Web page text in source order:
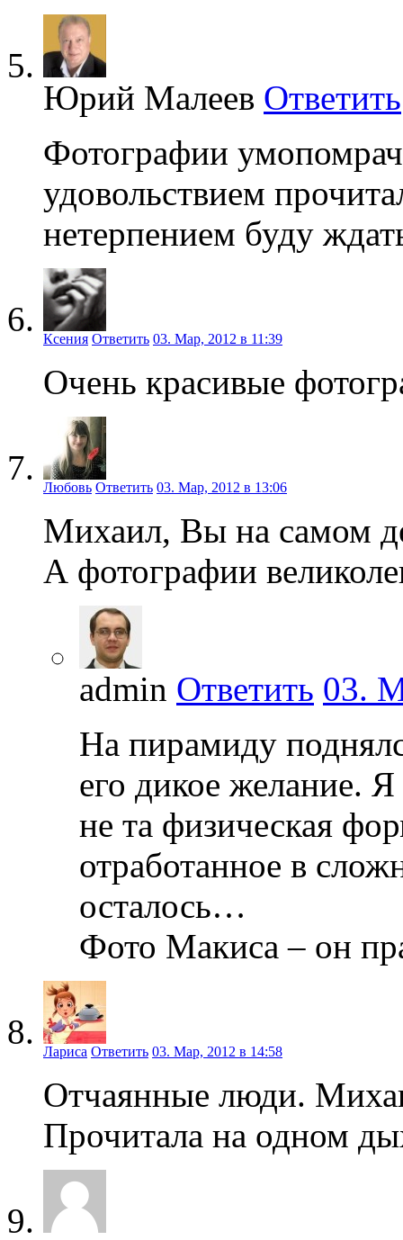
Юрий Малеев Ответить
Фотографии
удовольствием
нетерпением буду
Ксения Ответить 03. Мар, 2012 в 11:39
Очень красивые
Любовь Ответить 03. Мар, 2012 в 13:06
Михаил, Вы на самом
А фотографии
admin Ответить 03.
На пирамиду
его дикое желание.
не та физическая
отработанное в
осталось…
Фото Макиса – он
Лариса Ответить 03. Мар, 2012 в 14:58
Отчаянные люди.
Прочитала на одном